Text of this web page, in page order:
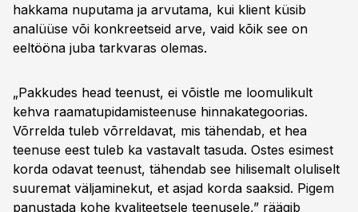
hakkama nuputama ja arvutama, kui klient küsib
analüüse või konkreetseid arve, vaid kõik see on
eeltööna juba tarkvaras olemas.
„Pakkudes head teenust, ei võistle me loomulikult
kehva raamatupidamisteenuse hinnakategoorias.
Võrrelda tuleb võrreldavat, mis tähendab, et hea
teenuse eest tuleb ka vastavalt tasuda. Ostes esimest
korda odavat teenust, tähendab see hilisemalt oluliselt
suuremat väljaminekut, et asjad korda saaksid. Pigem
panustada kohe kvaliteetsele teenusele,” räägib